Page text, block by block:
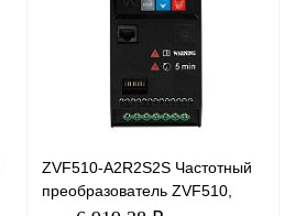
В избранное
В наличии
ZVF510-A2R2S2S Частотный
преобразователь ZVF510,